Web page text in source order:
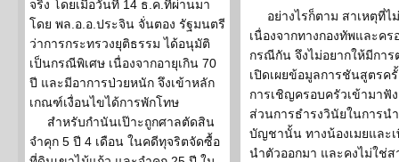
จริง โดยเมื่อวันที่ 14 ธ.ค.ที่ผ่านมา
โดย พล.อ.อ.ประจิน จั่นตอง รัฐมนตรี
ว่าการกระทรวงยุติธรรม ได้อนุมัติ
เป็นกรณีพิเศษ เนื่องจากอายุเกิน 70
ปี และมีอาการป่วยหนัก จึงเข้าหลัก
เกณฑ์เงื่อนไขได้การพักโทษ
สำหรับกำนันเป๊าะถูกศาลตัดสิน
จำคุก 5 ปี 4 เดือน ในคดีทุจริตจัดซื้อ
อย่างไรก็ตาม สาเหตุที่
เนื่องจากทางกองทัพและค
กรณีกัน จึงไม่อยากให้มีกา
เปิดเผยข้อมูลการชันสูตรค
การเชิญครอบครัวเข้ามาฟั
ส่วนการธำรงวินัยในการน
บัญชานั้น ทางน้องเมยและ
นำตัวออกมา และคงไม่ใช่